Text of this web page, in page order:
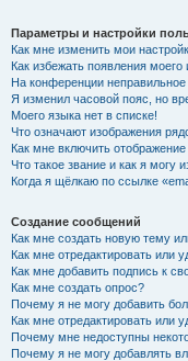
Параметры и настройки
Как мне изменить мои
Как избежать появления
На конференции
Я изменил часовой пояс, но
Моего языка нет в списке!
Что означают изображения
Как мне включить
Что такое звание и как я могу
Когда я щёлкаю по ссылке
Создание сообщений
Как мне создать новую тему
Как мне отредактировать или
Как мне добавить подпись к
Как мне создать опрос?
Почему я не могу добавить
Как мне отредактировать или
Почему мне недоступны
Почему я не могу добавлять